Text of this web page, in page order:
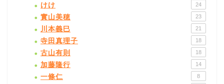
けけ 24
實山美穂 23
川本義巳 21
寺田真理子 18
古山有則 18
加藤隆行 14
一條仁 8